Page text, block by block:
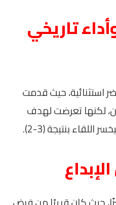
تاريخي
استثنائية، حيث قدمت
لكنها تعرضت لهدف
اللقاء بنتيجة (3-2).